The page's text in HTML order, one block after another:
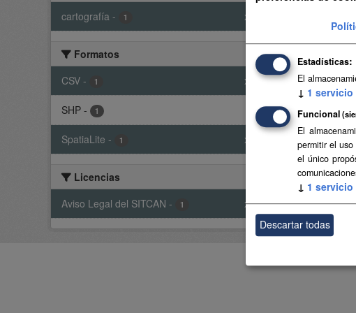
cartografía - 1 x
Formatos
CSV - 1 x
SHP - 1
SpatiaLite - 1 x
Licencias
Aviso Legal del SITCAN - 1 x
Usted también
Estadísticas
El
↓ 1 servicio
Funcional
El
permitir el
el único
↓ 1 servicio
Descartar todas